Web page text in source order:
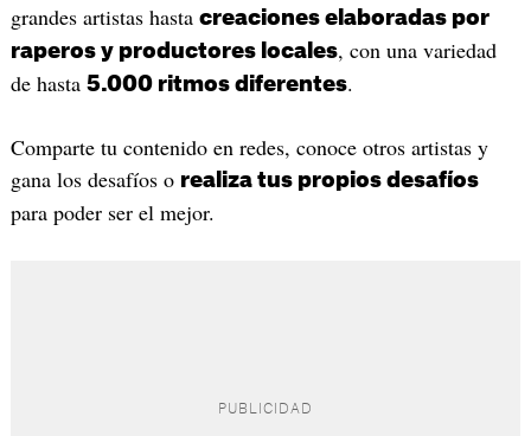
grandes artistas hasta creaciones elaboradas por
raperos y productores locales, con una variedad
de hasta 5.000 ritmos diferentes.
Comparte tu contenido en redes, conoce otros artistas y
gana los desafíos o realiza tus propios desafíos
para poder ser el mejor.